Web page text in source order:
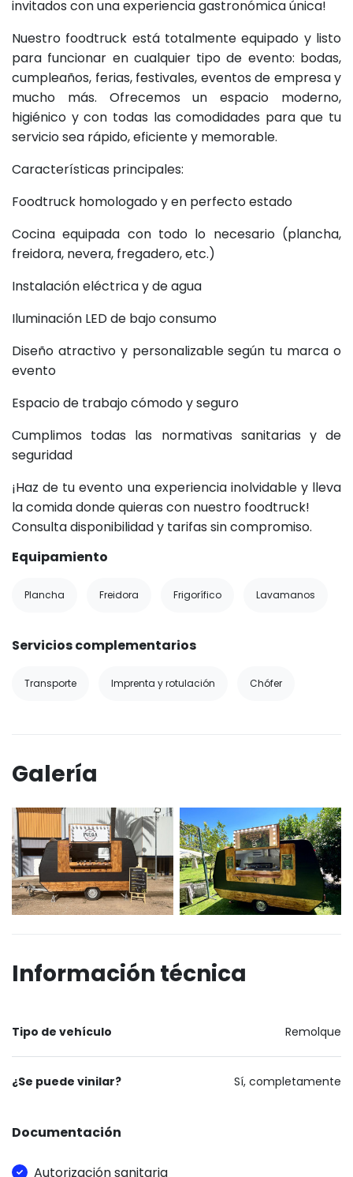
invitados con una experiencia gastronómica única!
Nuestro foodtruck está totalmente equipado y listo
para funcionar en cualquier tipo de evento: bodas,
cumpleaños, ferias, festivales, eventos de empresa y
mucho más. Ofrecemos un espacio moderno,
higiénico y con todas las comodidades para que tu
servicio sea rápido, eficiente y memorable.
Características principales:
Foodtruck homologado y en perfecto estado
Cocina equipada con todo lo necesario (plancha,
freidora, nevera, fregadero, etc.)
Instalación eléctrica y de agua
Iluminación LED de bajo consumo
Diseño atractivo y personalizable según tu marca o
evento
Espacio de trabajo cómodo y seguro
Cumplimos todas las normativas sanitarias y de
seguridad
¡Haz de tu evento una experiencia inolvidable y lleva
la comida donde quieras con nuestro foodtruck!
Consulta disponibilidad y tarifas sin compromiso.
Equipamiento
Plancha Freidora Frigorífico Lavamanos
Servicios complementarios
Transporte Imprenta y rotulación Chófer
Galería
Información técnica
Tipo de vehículo Remolque
¿Se puede vinilar? Sí, completamente
Documentación
Autorización sanitaria